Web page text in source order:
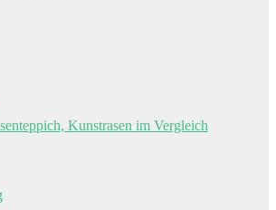
Kunstrasen im Vergleich